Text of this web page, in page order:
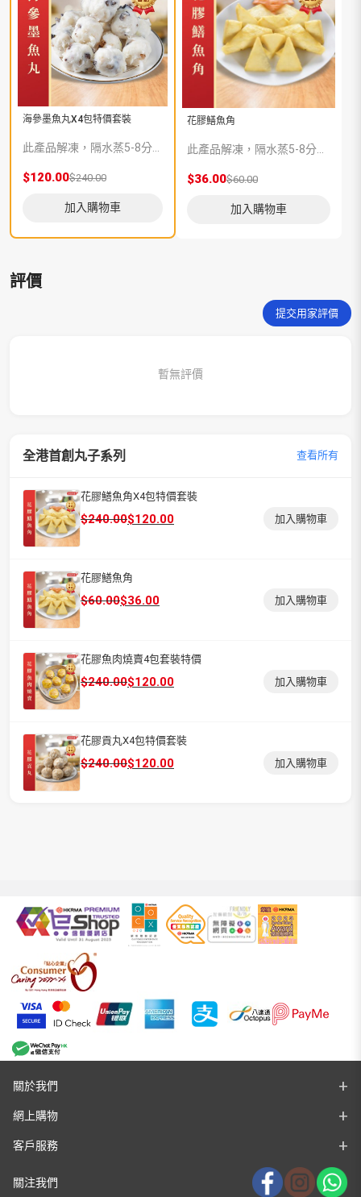
海參墨魚丸X4包特價套裝
$120.00$240.00
加入購物車
花膠鱔魚角
$36.00$60.00
加入購物車
評價
提交用家評價
暫無評價
全港首創丸子系列 查看所有
花膠鱔魚角X4包特價套裝
$240.00
原
格：
$240.00。
$120.00
目
格：
$120.00。
加入購物車
花膠鱔魚角
$60.00
原
格：
$60.00。
$36.00
目
格：
$36.00。
加入購物車
花膠魚肉燒賣4包套裝特價
$240.00
原
格：
$240.00。
$120.00
目
格：
$120.00。
加入購物車
花膠貢丸X4包特價套裝
$240.00
原
$120.00
目
加入購物車
關於我們
網上購物
客戶服務
關注我們